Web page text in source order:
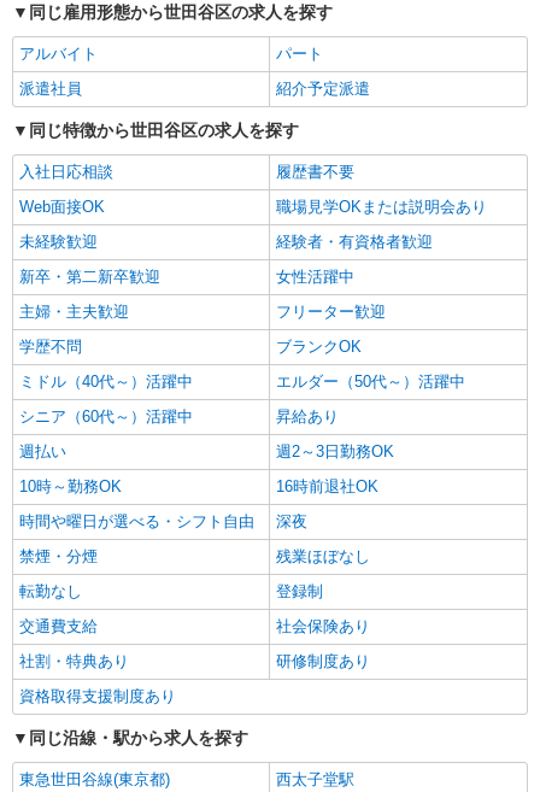
深夜手当:300円/時間 （18:00〜翌07:59の時間
帯） ・ICT手当:2,000円/月 ・ケア→ケアの移動時
間も賃金（時給）を支給 ・特定事業所加算手
当:60円/時間 ・居住支援特別手当:120円/時間含む
※給与幅は資格・経験等による
東京都世田谷区松原1丁目39番17号 レインボ
ー松原1階
詳細を見る
ツクイ世田谷上祖師谷（デイサービス）
デイサービス 介護スタッフ（ケアクルー）
時給1,346円〜1,577円 ★土日祝日は時給100円
アップ！ ・居住支援特別手当:120円/時間含む ※
給与幅は資格・経験等による
東京都世田谷区上祖師谷1丁目37-1
詳細を見る
パート
ツクイ世田谷経堂（訪問介護）
訪問介護 ホームヘルパー
時給1,490円〜2,470円 ★土日祝日は時給100円
アップ！ ・身体介護手当:500円/時間 ・早朝夜間
深夜手当:300円/時間 （18:00〜翌07:59の時間
帯） ・ICT手当:2,000円/月 ・深夜割増は別途支給
・ケア→ケアの移動時間も賃金（時給）を支給 ・
居住支援特別手当:120円/時間含む ※給与幅は資
格・経験等による
東京都世田谷区宮坂2-11-13
キープ 詳細を見る
パート
レオーダ経堂（サービス付き高齢者向け住宅）
サービス付き高齢者向け住宅 ホームヘルパー
時給1,427円〜1,550円 ★土日祝日は時給100円
アップ！ ・身体介護手当:500円/時間 ・早朝夜間
深夜手当:300円/時間 （18:00〜翌07:59の時間
帯） ・ICT手当:2,000円/月 ・深夜割増は別途支給
東京都世田谷区宮坂2-11-13
同じ雇用形態から世田谷区の求人を探す
アルバイト
パート
派遣社員
紹介予定派遣
同じ特徴から世田谷区の求人を探す
入社日応相談
履歴書不要
Web面接OK
職場見学OKまたは説明会あり
未経験歓迎
経験者・有資格者歓迎
新卒・第二新卒歓迎
女性活躍中
主婦・主夫歓迎
フリーター歓迎
学歴不問
ブランクOK
ミドル（40代～）活躍中
エルダー（50代～）活躍中
シニア（60代～）活躍中
昇給あり
週払い
週2～3日勤務OK
10時～勤務OK
16時前退社OK
時間や曜日が選べる・シフト自由
深夜
禁煙・分煙
残業ほぼなし
転勤なし
登録制
交通費支給
社会保険あり
社割・特典あり
研修制度あり
資格取得支援制度あり
同じ沿線・駅から求人を探す
東急世田谷線(東京都) 西太子堂駅